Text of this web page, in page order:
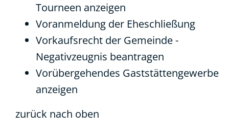
Tourneen anzeigen
Voranmeldung der Eheschließung
Vorkaufsrecht der Gemeinde -
Negativzeugnis beantragen
Vorübergehendes Gaststättengewerbe
anzeigen
zurück nach oben